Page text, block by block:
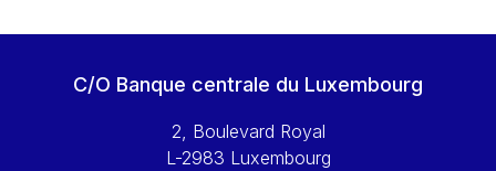
Walter Hagg
Wolfgang Ketterle
C/O Banque centrale du Luxembourg
2, Boulevard Royal
L-2983 Luxembourg